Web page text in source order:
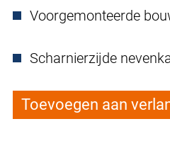
Voorgemonteerde
Scharnierzijde
Toevoegen aan